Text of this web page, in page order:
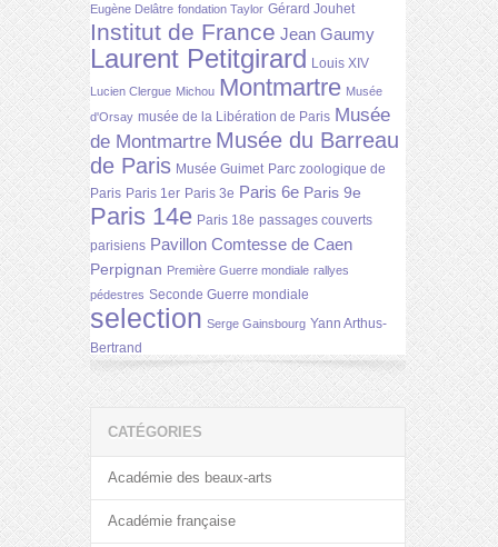
Eugène Delâtre fondation Taylor Gérard Jouhet
Institut de France Jean Gaumy
Laurent Petitgirard Louis XIV
Lucien Clergue Michou Montmartre Musée
d'Orsay musée de la Libération de Paris Musée
de Montmartre Musée du Barreau
de Paris Musée Guimet Parc zoologique de
Paris Paris 1er Paris 3e Paris 6e Paris 9e
Paris 14e Paris 18e passages couverts
parisiens Pavillon Comtesse de Caen
Perpignan Première Guerre mondiale rallyes
pédestres Seconde Guerre mondiale
selection Serge Gainsbourg Yann Arthus-
Bertrand
CATÉGORIES
Académie des beaux-arts
Académie française